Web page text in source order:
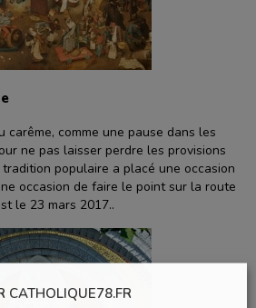
carême, comme une pause dans les
ne pas laisser perdre les provisions
populaire a placé une occasion
occasion de faire le point sur la route
le 23 mars 2017..
CATHOLIQUE78.FR